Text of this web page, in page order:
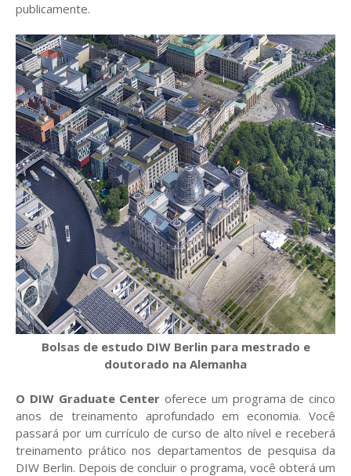
publicamente.
Bolsas de estudo DIW Berlin para mestrado e
doutorado na Alemanha
O DIW Graduate Center oferece um programa de cinco
anos de treinamento aprofundado em economia. Você
passará por um currículo de curso de alto nível e receberá
treinamento prático nos departamentos de pesquisa da
DIW Berlin. Depois de concluir o programa, você obterá um